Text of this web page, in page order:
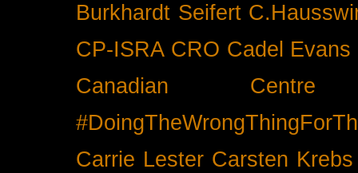
Burkhardt Seifert
CP-ISRA CRO Cadel Evans
Canadian
Carrie Lester Carsten Krebs